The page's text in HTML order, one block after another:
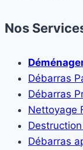
Nos
Débarras
Débarras
Nettoyage
Débarras